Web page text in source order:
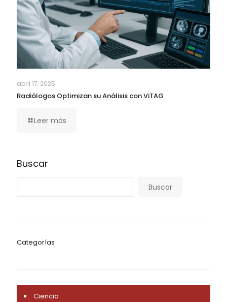
abril 17, 2025
Radiólogos Optimizan su Análisis con ViTAG
Leer más
Buscar
Buscar
Categorías
Ciencia